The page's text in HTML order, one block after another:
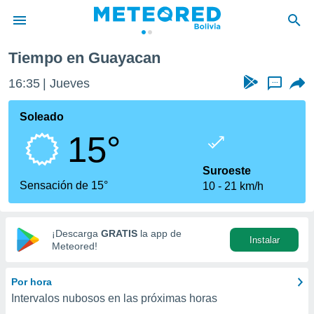
de
ha
calidad.
a este
las
y
digital
basada
Tiempo en Guayacan
16:35 Jueves ...
Soleado
15°
Sensación de 15°
Suroeste
10
21 km/h
¡Descarga GRATIS la app de
Meteored!
Instalar
Por hora
Intervalos nubosos en las próximas horas